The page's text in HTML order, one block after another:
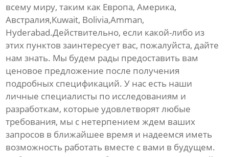
всему миру, таким как Европа, Америка,
Австралия,Kuwait, Bolivia,Amman,
Hyderabad.Действительно, если какой-либо из
этих пунктов заинтересует вас, пожалуйста, дайте
нам знать. Мы будем рады предоставить вам
ценовое предложение после получения
подробных спецификаций. У нас есть наши
личные специалисты по исследованиям и
разработкам, которые удовлетворят любые
требования, мы с нетерпением ждем ваших
запросов в ближайшее время и надеемся иметь
возможность работать вместе с вами в будущем.